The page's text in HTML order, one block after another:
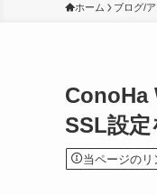
ホーム ブログ/
ConoHa
SSL設定
当ページのリ